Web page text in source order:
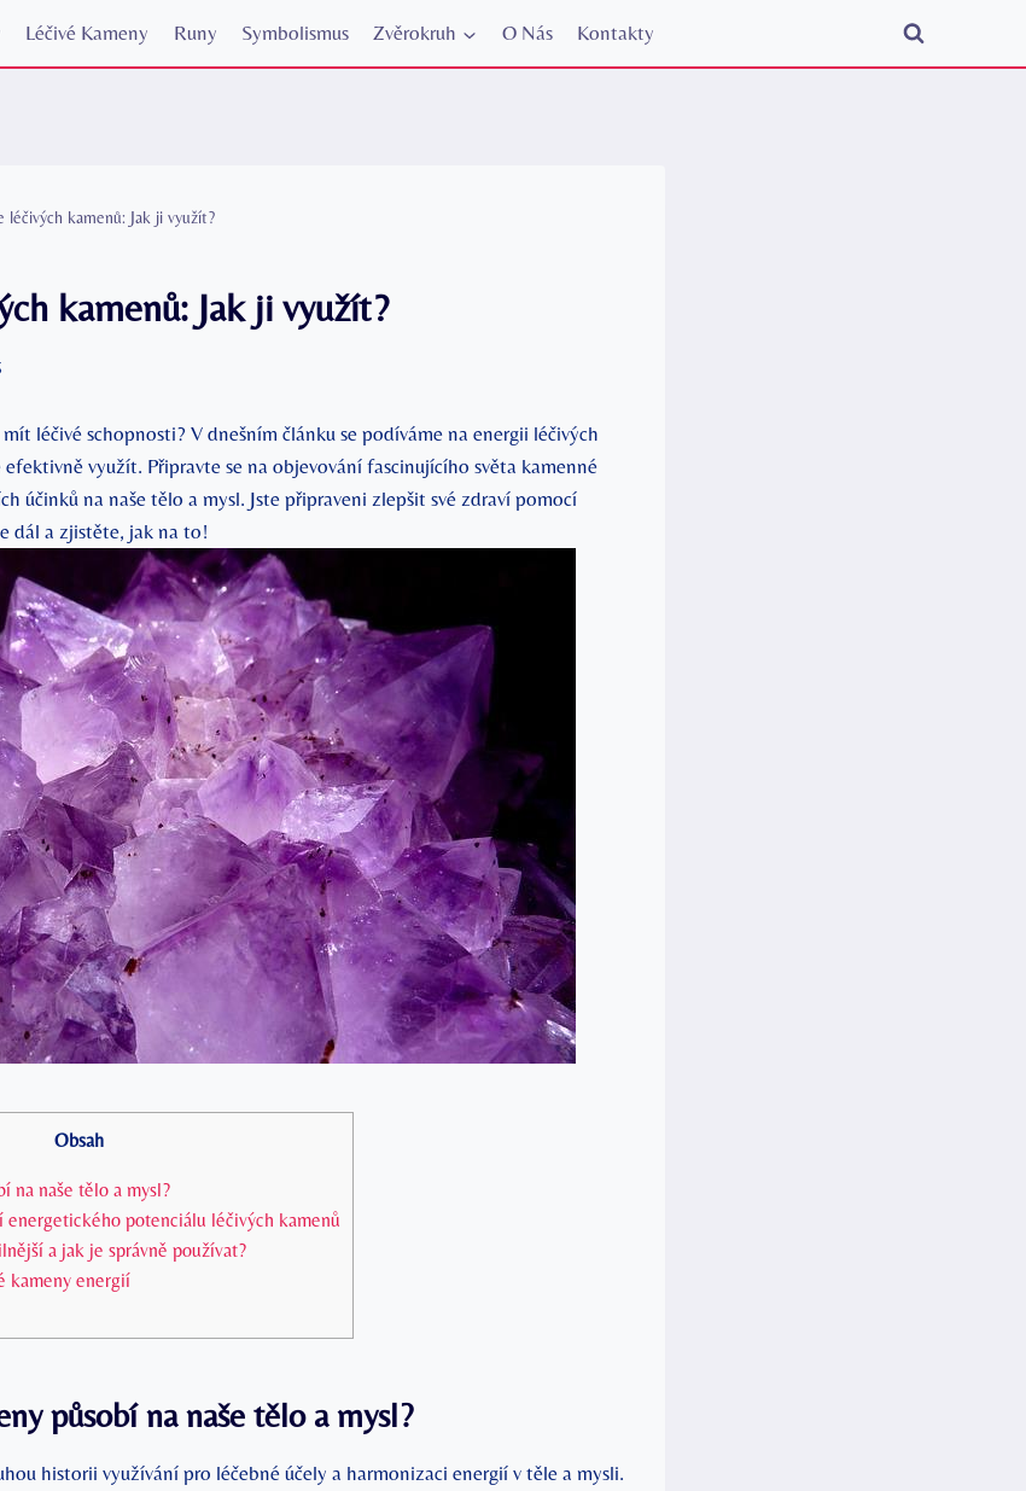
Léčivé Kameny Runy Symbolismus Zvěrokruh O Nás Kontakty
léčivých kamenů: Jak ji využít?
kamenů: Jak ji využít?
léčivé schopnosti? V dnešním článku se podíváme na energii léčivých
využít. Připravte se na objevování fascinujícího světa kamenné
účinků na naše tělo a mysl. Jste připraveni zlepšit své zdraví pomocí
dál a zjistěte, jak na to!
Obsah
na naše tělo a mysl?
energetického potenciálu léčivých kamenů
a jak je správně používat?
kameny energií
působí na naše tělo a mysl?
historii využívání pro léčebné účely a harmonizaci energií v těle a mysli.